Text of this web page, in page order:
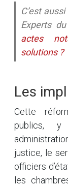
C’est
Experts
actes
solutions ?
Les
Cette
publics, y
justice, le
officiers
les